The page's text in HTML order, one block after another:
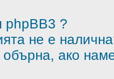
phpBB3 ?
не е
ако